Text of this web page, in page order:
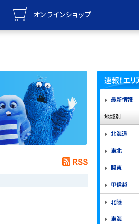
オンラインショップ
UQ WiMAX
オンラインショップ
最新情報
地域別
北海道
東北
関東
甲信越
北陸
東海